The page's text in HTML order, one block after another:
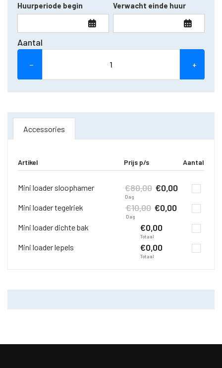
Huurperiode begin Verwacht einde huur
Aantal
− +
Accessories
Artikel Prijs p/s Aantal
Mini loader sloophamer €80,00 €0,00
Dag
Mini loader tegelriek €10,00 €0,00
Dag
Mini loader dichte bak €0,00
Totaal
Mini loader lepels €0,00
Totaal